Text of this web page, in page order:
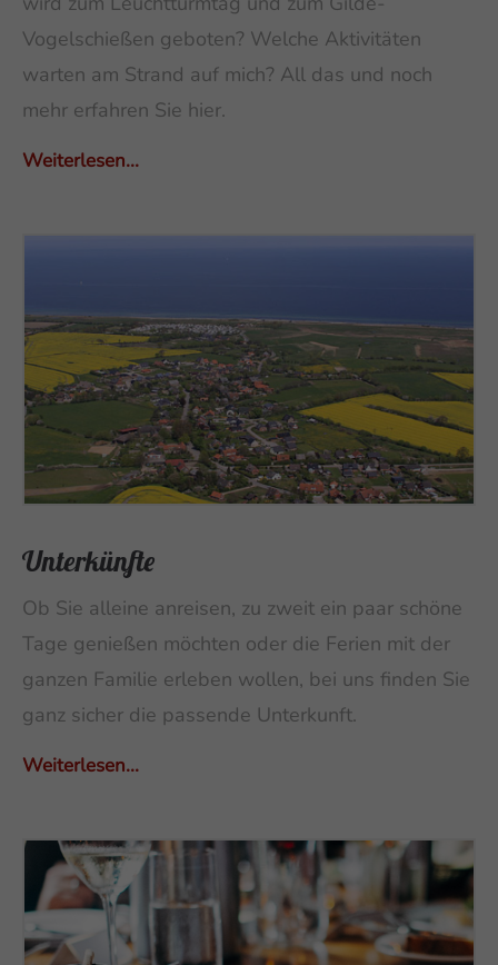
Vogelschießen geboten? Welche Aktivitäten
warten am Strand auf mich? All das und noch
mehr erfahren Sie hier.
Weiterlesen...
Unterkünfte
Ob Sie alleine anreisen, zu zweit ein paar schöne
Tage genießen möchten oder die Ferien mit der
ganzen Familie erleben wollen, bei uns finden Sie
ganz sicher die passende Unterkunft.
Weiterlesen...